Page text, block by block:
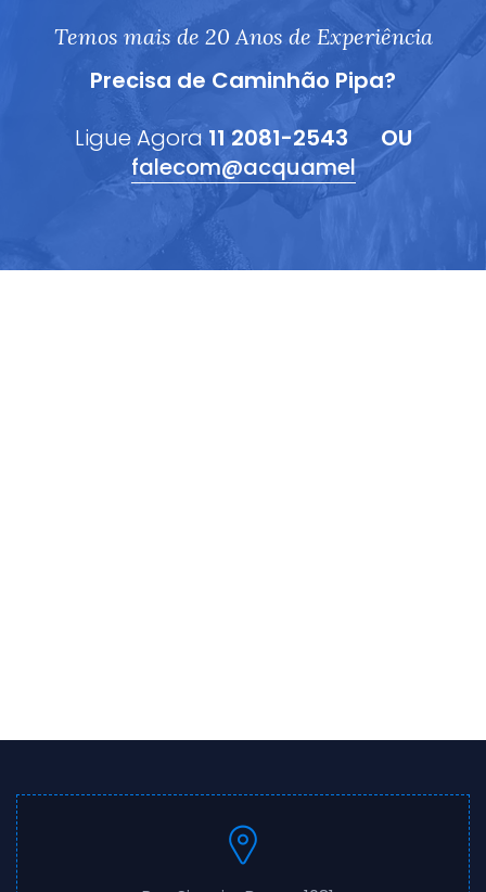
Temos mais de 20 Anos de Experiência
Precisa de Caminhão Pipa?
Ligue Agora 11 2081-2543
OU
falecom@acquamel